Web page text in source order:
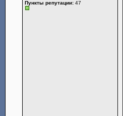
Пункты репутации: 47